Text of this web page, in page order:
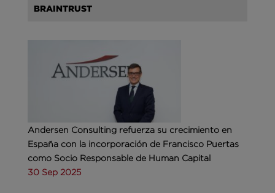
BRAINTRUST
Andersen Consulting refuerza su crecimiento en
España con la incorporación de Francisco Puertas
como Socio Responsable de Human Capital
30 Sep 2025